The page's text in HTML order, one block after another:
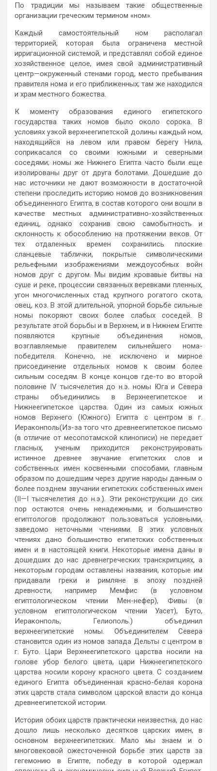
По традиции мы называем такие общественные
организации греческим термином «ном».
Каждый самостоятельный ном располагал
территорией, которая была ограничена местной
ирригационной системой, и представлял собой единое
хозяйственное целое, имея свой административный
центр—окруженный стенами город, место пребывания
правителя нома и его приближенных; там же находился
и храм местного божества.
К моменту образования единого египетского
государства таких номов было около сорока. В
условиях узкой верхнеегипетской долины каждый ном,
находящийся на левом или правом берегу Нила,
соприкасался со своими южными и северными
соседями; номы же Нижнего Египта часто были еще
изолированы друг от друга болотами. Дошедшие до
нас источники не дают возможности в достаточной
степени проследить историю номов до возникновения
объединенного Египта, в состав которого они вошли в
качестве местных административно-хозяйственных
единиц, однако сохранив свою самобытность и
склонность к обособлению на протяжении веков. От
тех отдаленных времен сохранились плоские
сланцевые таблички, покрытые символическими
рельефными изображениями междоусобных войн
номов друг с другом. Мы видим кровавые битвы на
суше и реке, процессии связанных веревками пленных,
угон многочисленных стад крупного рогатого скота,
овец, коз. В этой длительной, упорной борьбе сильные
номы покоряют своих более слабых соседей. В
результате этой борьбы и в Верхнем, и в Нижнем Египте
появляются крупные объединения номов,
возглавляемые правителем сильнейшего нома-
победителя. Конечно, не исключено и мирное
присоединение отдельных номов к своим более
сильным соседям. В конце концов где-то во второй
половине IV тысячелетия до н.э. номы Юга и Севера
страны объединились в Верхнеегипетское и
Нижнеегипетское царства. Один из самых южных
номов Верхнего (Южного) Египта с центром в г.
Иераконполь(Из-за того что древнеегипетское письмо
(в отличие от месопотамской клинописи) не передает
гласных, ученым приходится реконструировать
истинное древнее звучание египетских слов и
собственных имен косвенными способами, главным
образом по дошедшим через другие народы данным о
более позднем звучании египетских собственных имен
(II—I тысячелетия до н.э.). Эти реконструкции до сих
пор остаются очень ненадежными, и большинство
египтологов продолжают пользоваться условными,
заведомо неточными чтениями. В этих условных
чтениях дано большинство египетских собственных
имен и в настоящей книги. Некоторые имена даны в
дошедших до нас древнегреческих транскрипциях, а
некоторым городам оставлены названия, которые им
придавали греки и римляне в эпоху поздней
древности, например Мемфис (в условном
египтологическом чтении Мен-нефер), Фивы (в
условном египтологическом чтении Уасет), Буто,
Иераконполь, Гелиополь.) объединил
верхнеегипетские номы. Объединителем Севера
становится один из номов запада Дельты с центром в
г. Буто. Цари Верхнеегипетского царства носили на
голове убор белого цвета, цари Нижнеегипетского
царства носили корону красного цвета. С созданием
единого Египта объединенная красно-белая корона
этих царств стала символом царской власти до конца
древнеегипетской истории.
История обоих царств практически неизвестна, до нас
дошло лишь несколько десятков царских имен, в
основном верхнеегипетских. Мало мы знаем и о
многовековой ожесточенной борьбе этих царств за
гегемонию в Египте, победу в которой одержал